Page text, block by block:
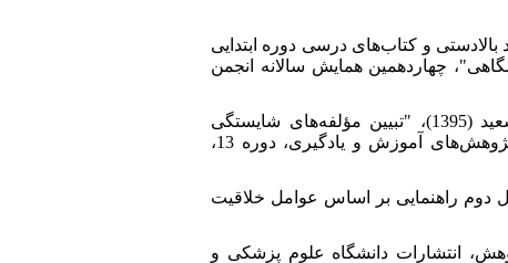
سمیه (1395)، "تحلیل محتوای اسناد بالادستی و کتاب‌های درسی دوره ابتدایی
چهاردهمین همایش سالانه انجمن
8. [8]دیبایی صابر، محسن؛ عباسی، عفت؛ فتحی واجارگاه، کوروش و صفایی موحد، سعید (1395)، "تبیین مؤلفه‌های شایستگی
حرفه‌ای معلمان و تحلیل جایگاه آن در اسناد بالادستی آموزش و پرورش"، دوفصلنامه پژوهش‌های آموزش و یادگیری، دوره 13،
علوم تجربی سال دوم راهنمایی بر اساس عوامل خلاقیت
ان در پژوهش، انتشارات دانشگاه علوم پزشکی و